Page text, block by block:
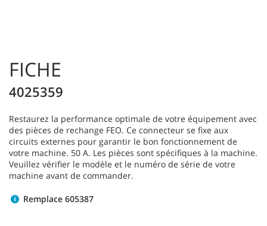
FICHE
4025359
Restaurez la performance optimale de votre équipement avec
des pièces de rechange FEO. Ce connecteur se fixe aux
circuits externes pour garantir le bon fonctionnement de
votre machine. 50 A. Les pièces sont spécifiques à la machine.
Veuillez vérifier le modèle et le numéro de série de votre
machine avant de commander.
Remplace 605387